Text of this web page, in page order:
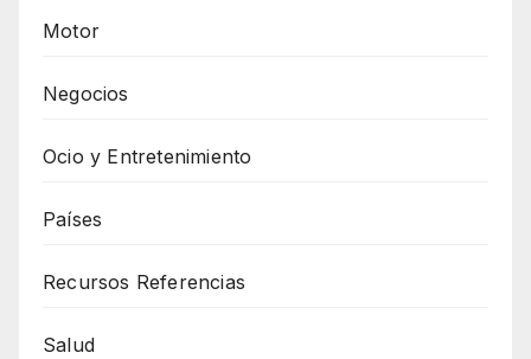
Motor
Negocios
Ocio y Entretenimiento
Países
Recursos Referencias
Salud